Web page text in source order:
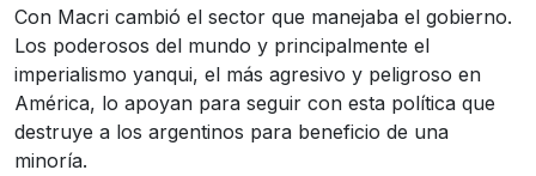
Con Macri cambió el sector que manejaba el gobierno.
Los poderosos del mundo y principalmente el
imperialismo yanqui, el más agresivo y peligroso en
América, lo apoyan para seguir con esta política que
destruye a los argentinos para beneficio de una
minoría.